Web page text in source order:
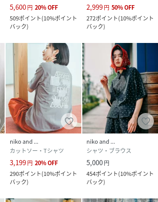
5,600円 20%OFF
509ポイント(10%ポイント
バック)
2,999円 50%OFF
272ポイント(10%ポイント
バック)
niko and ...
カットソー・Tシャツ
3,199円 20%OFF
290ポイント(10%ポイント
バック)
niko and ...
シャツ・ブラウス
5,000円
454ポイント(10%ポイント
バック)